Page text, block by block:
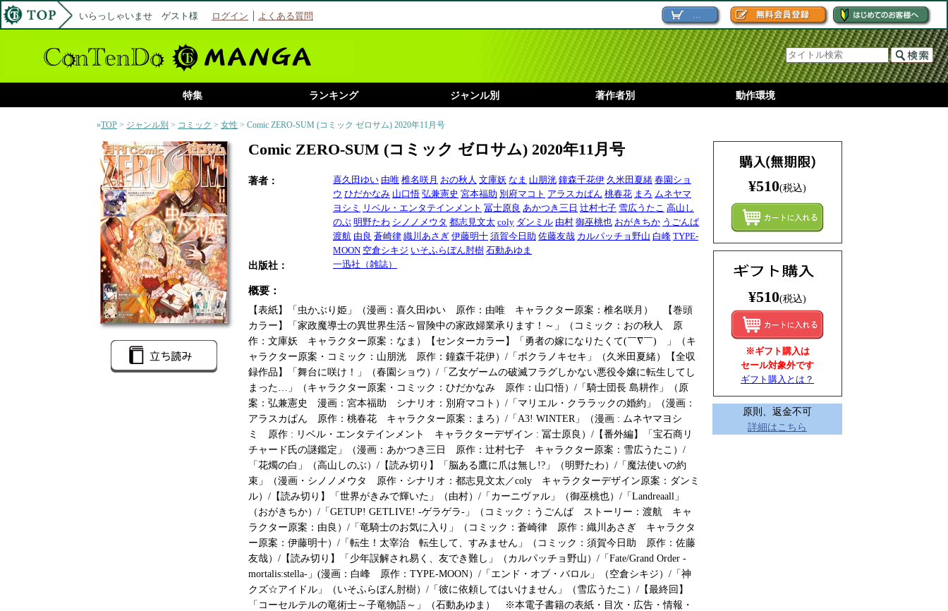
いらっしゃいませ ゲスト様 ログイン よくある質問
特集 ランキング ジャンル別 著作者別 動作環境
»TOP > ジャンル別 > コミック > 女性 > Comic ZERO-SUM (コミック ゼロサム) 2020年11月号
Comic ZERO-SUM (コミック ゼロサム) 2020年11月号
著者： 喜久田ゆい 由唯 椎名咲月 おの秋人 文庫妖 なま 山朋洸 鐘森千花伊 久米田夏緒 春園ショ
ウ ひだかなみ 山口悟 弘兼憲史 宮本福助 別府マコト アラスカぱん 桃春花 まろ ムネヤマ
ヨシミ
リベル・エンタテインメント 冨士原良 あかつき三日 辻村七子 雪広うたこ 高山し
のぶ 明野たわ シノノメウタ 都志見文太 coly ダンミル 由村 御巫桃也 おがきちか うごんば
渡航 由良 蒼崎律 織川あさぎ 伊藤明十 須賀今日助 佐藤友哉 カルパッチョ野山 白峰 TYPE-
MOON 空倉シキジ いそふらぼん肘樹 石動あゆま
出版社： 一迅社（雑誌）
概要：
【表紙】「虫かぶり姫」（漫画：喜久田ゆい 原作：由唯 キャラクター原案：椎名咲月） 【巻頭
カラー】「家政魔導士の異世界生活～冒険中の家政婦業承ります！～」（コミック：おの秋人 原
作：文庫妖 キャラクター原案：なま）【センターカラー】「勇者の嫁になりたくて(￣∇￣)ゞ」（キ
ャラクター原案・コミック：山朋洸 原作：鐘森千花伊）/「ボクラノキセキ」（久米田夏緒）【全収
録作品】「舞台に咲け！」（春園ショウ）/「乙女ゲームの破滅フラグしかない悪役令嬢に転生してし
まった…」（キャラクター原案・コミック：ひだかなみ 原作：山口悟）/「騎士団長 島耕作」（原
案：弘兼憲史 漫画：宮本福助 シナリオ：別府マコト）/「マリエル・クララックの婚約」（漫画：
アラスカぱん 原作：桃春花 キャラクター原案：まろ）/「A3! WINTER」（漫画 : ムネヤマヨシ
ミ 原作 : リベル・エンタテインメント キャラクターデザイン : 冨士原良）/【番外編】「宝石商リ
チャード氏の謎鑑定」（漫画：あかつき三日 原作：辻村七子 キャラクター原案：雪広うたこ）/
「花燭の白」（高山しのぶ）/【読み切り】「脳ある鷹に爪は無し!?」（明野たわ）/「魔法使いの約
束」（漫画・シノノメウタ 原作・シナリオ：都志見文太／coly キャラクターデザイン原案：ダンミ
ル）/【読み切り】「世界がきみで輝いた」（由村）/「カーニヴァル」（御巫桃也）/「Landreaall」
（おがきちか）/「GETUP! GETLIVE! -ゲラゲラ-」（コミック：うごんば ストーリー：渡航 キャ
ラクター原案：由良）/「竜騎士のお気に入り」（コミック：蒼崎律 原作：織川あさぎ キャラクタ
ー原案：伊藤明十）/「転生！太宰治 転生して、すみません」（コミック：須賀今日助 原作：佐藤
友哉）/【読み切り】「少年誤解され易く、友でき難し」（カルパッチョ野山）/「Fate/Grand Order -
mortalis:stella-」(漫画：白峰 原作：TYPE-MOON）/「エンド・オブ・バロル」（空倉シキジ）/「神
クズ☆アイドル」（いそふらぼん肘樹）/「彼に依頼してはいけません」（雪広うたこ）/【最終回】
「コーセルテルの竜術士～子竜物語～」（石動あゆま） ※本電子書籍の表紙・目次・広告・情報・
¥510(税込)
¥510(税込)
※ギフト購入は
セール対象外です
ギフト購入とは？
原則、返金不可
詳細はこちら